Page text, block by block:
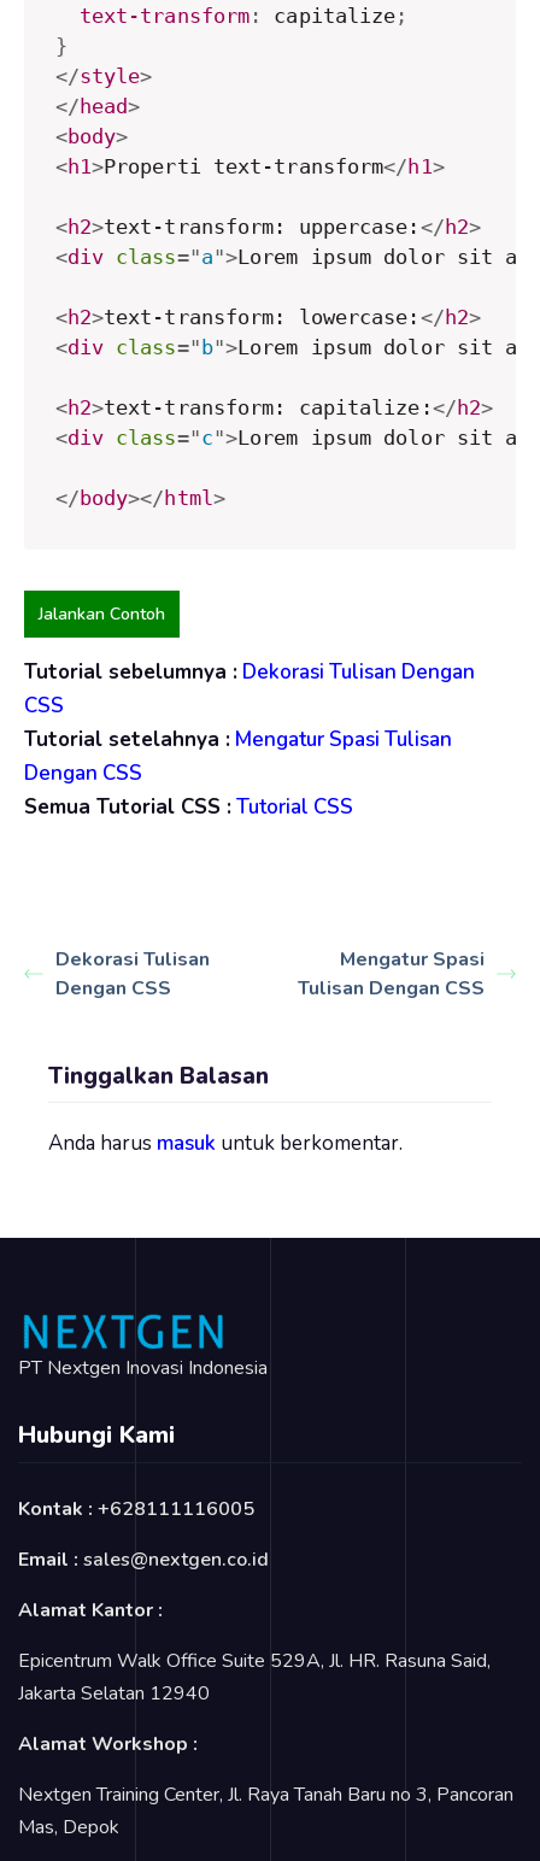
text-transform : capitalize ;
}
</style>
</ head>
<body>
<h1>Properti text-transform</ h1>
<h2>text-transform: uppercase: </ h2>
<div class="a">Lorem ipsum dolor sit
<h2>text-transform: lowercase: </ h2>
<div class=" b">Lorem ipsum dolor sit
<h2>text-transform: capitalize:</ h2>
<div class="c">Lorem ipsum dolor sit
</ body></ html>
Jalankan Contoh
Tutorial sebelumnya : Dekorasi Tulisan Dengan
CSS
Tutorial setelahnya : Mengatur Spasi Tulisan
Dengan CSS
Semua Tutorial CSS :Tutorial CSS
Dekorasi Tulisan
Dengan CSS
Mengatur Spasi
Tulisan Dengan CSS
Tinggalkan Balasan
Anda harus masuk untuk berkomentar.
PT Nextgen Inovasi Indonesia
Hubungi Kami
Kontak : +628111116005
Email : sales@nextgen.co.id
Alamat Kantor :
Epicentrum Walk Office Suite 529A, Jl. HR. Rasuna Said,
Jakarta Selatan 12940
Alamat Workshop :
Nextgen Training Center, Jl. Raya Tanah Baru no 3, Pancoran
Mas, Depok